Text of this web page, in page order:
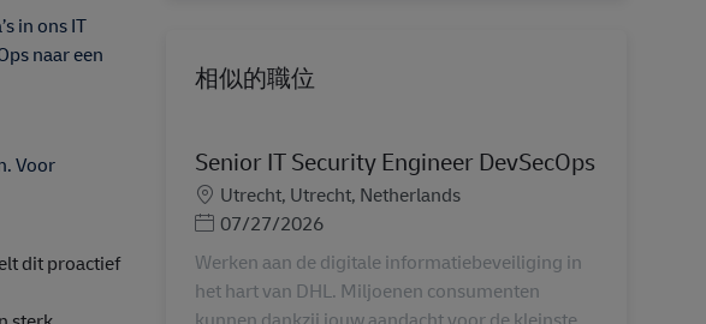
in ons IT
naar een
Voor
dit proactief
相似的職位
Senior IT Security Engineer DevSecOps
地點Utrecht, Utrecht, Netherlands
Posted Date
07/27/2026
Werken aan de digitale informatiebeveiliging in
het hart van DHL. Miljoenen consumenten
kunnen dankzij jouw aandacht voor de kleinste